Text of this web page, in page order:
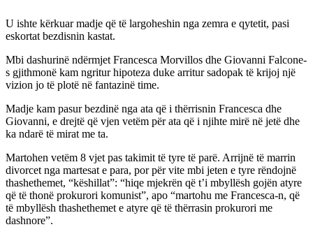
U ishte kërkuar madje që të largoheshin nga zemra e qytetit, pasi
eskortat bezdisnin kastat.
Mbi dashurinë ndërmjet Francesca Morvillos dhe Giovanni Falcone-
s gjithmonë kam ngritur hipoteza duke arritur sadopak të krijoj një
vizion jo të plotë në fantazinë time.
Madje kam pasur bezdinë nga ata që i thërrisnin Francesca dhe
Giovanni, e drejtë që vjen vetëm për ata që i njihte mirë në jetë dhe
ka ndarë të mirat me ta.
Martohen vetëm 8 vjet pas takimit të tyre të parë. Arrijnë të marrin
divorcet nga martesat e para, por për vite mbi jeten e tyre rëndojnë
thashethemet, “këshillat”: “hiqe mjekrën që t’i mbyllësh gojën atyre
që të thonë prokurori komunist”, apo “martohu me Francesca-n, që
të mbyllësh thashethemet e atyre që të thërrasin prokurori me
dashnore”.